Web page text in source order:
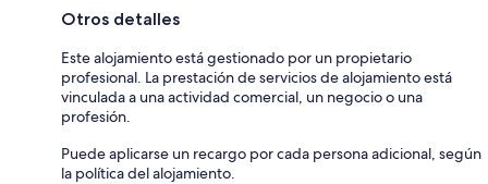
Otros detalles
Este alojamiento está gestionado por un propietario
profesional. La prestación de servicios de alojamiento está
vinculada a una actividad comercial, un negocio o una
profesión.
Puede aplicarse un recargo por cada persona adicional, según
la política del alojamiento.